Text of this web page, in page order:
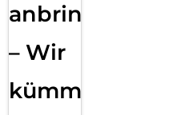
anbringen
– Wir
kümmern